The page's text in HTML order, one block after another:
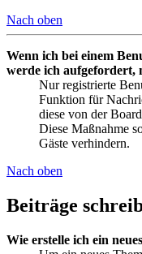
Nach oben
Wenn ich bei einem
werde ich aufgefordert,
Nur registrierte
Funktion für
diese von der
Diese Maßnahme
Gäste verhindern.
Nach oben
Beiträge
Wie erstelle ich ein